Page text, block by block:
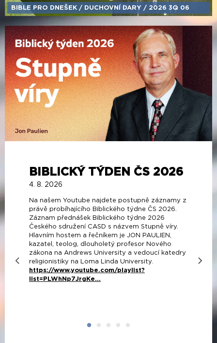
BIBLE PRO DNEŠEK /​ DUCHOVNÍ DARY /​ 2026 3Q 06
BIBLICKÝ TÝDEN ČS 2026
4. 8. 2026
Na našem Youtube najdete postupně záznamy z
právě probíhajícího Biblického týdne ČS 2026.
Záznam přednášek Biblického týdne 2026
Českého sdružení CASD s názvem Stupně víry.
Hlavním hostem a řečníkem je JON PAULIEN,
kazatel, teolog, dlouholetý profesor Nového
zákona na Andrews University a vedoucí katedry
religionistiky na Loma Linda University.
https://www.youtube.com/playlist?
list=PLWhNp7JrgKe...